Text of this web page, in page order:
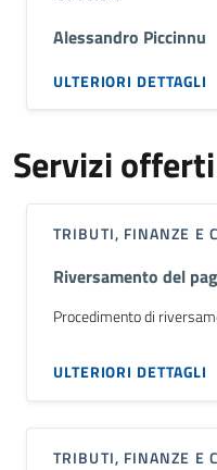
Alessandro Piccinnu
ULTERIORI DETTAGLI
Servizi offerti
TRIBUTI, FINANZE E
Riversamento del
Procedimento di
ULTERIORI DETTAGLI
TRIBUTI, FINANZE E